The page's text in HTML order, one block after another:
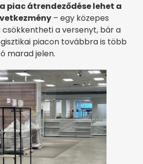
piac átrendeződése lehet a
– egy közepes
a versenyt, bár a
piacon továbbra is több
marad jelen.